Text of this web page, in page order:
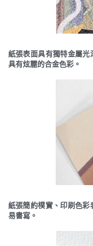
紙張表面具有獨特金屬光
具有炫麗的合金色彩。
紙張簡約樸實、印刷色彩
易書寫。